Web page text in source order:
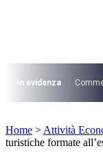
I più cercati
Lorem ipsum
Lorem ipsum
In evidenza
Lorem ipsum
Home > Attività
turistiche formate